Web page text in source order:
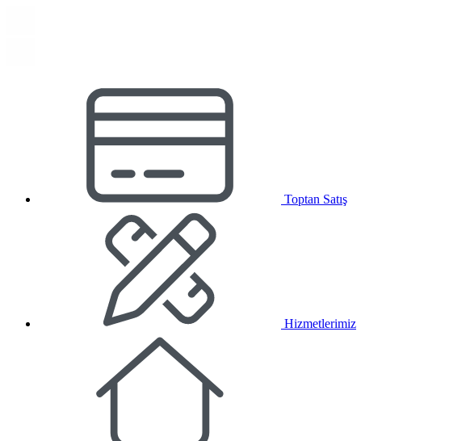
Toptan Satış
Hizmetlerimiz